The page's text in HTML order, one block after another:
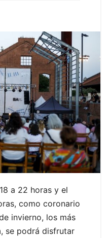
a 22 horas y el
como coronario
invierno, los más
se podrá disfrutar